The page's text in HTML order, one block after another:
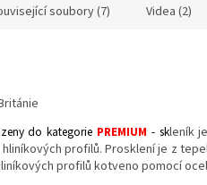
soubory (7) Videa (2)
do kategorie PREMIUM - skleník
profilů. Prosklení je z
profilů kotveno pomocí